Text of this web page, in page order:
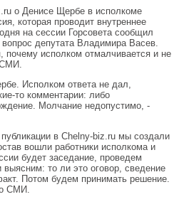
о Денисе Щербе в исполкоме
которая проводит внутреннее
на сессии Горсовета сообщил
депутата Владимира Васев.
почему исполком отмалчивается и не
Исполком ответа не дал,
то комментарии: либо
Молчание недопустимо, -
в Chelny-biz.ru мы создали
вошли работники исполкома и
будет заседание, проведем
выясним: то ли это оговор, сведение
Потом будем принимать решение.
СМИ.